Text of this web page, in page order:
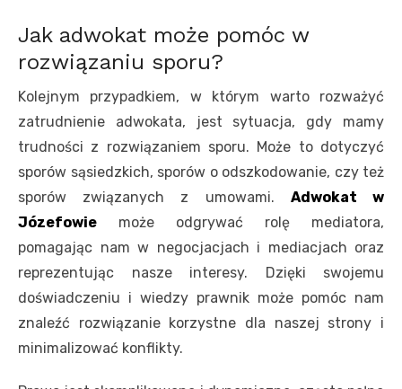
Jak adwokat może pomóc w
rozwiązaniu sporu?
Kolejnym przypadkiem, w którym warto rozważyć
zatrudnienie adwokata, jest sytuacja, gdy mamy
trudności z rozwiązaniem sporu. Może to dotyczyć
sporów sąsiedzkich, sporów o odszkodowanie, czy też
sporów związanych z umowami. Adwokat w
Józefowie może odgrywać rolę mediatora,
pomagając nam w negocjacjach i mediacjach oraz
reprezentując nasze interesy. Dzięki swojemu
doświadczeniu i wiedzy prawnik może pomóc nam
znaleźć rozwiązanie korzystne dla naszej strony i
minimalizować konflikty.